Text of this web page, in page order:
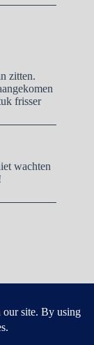
zitten.
frisser
wachten